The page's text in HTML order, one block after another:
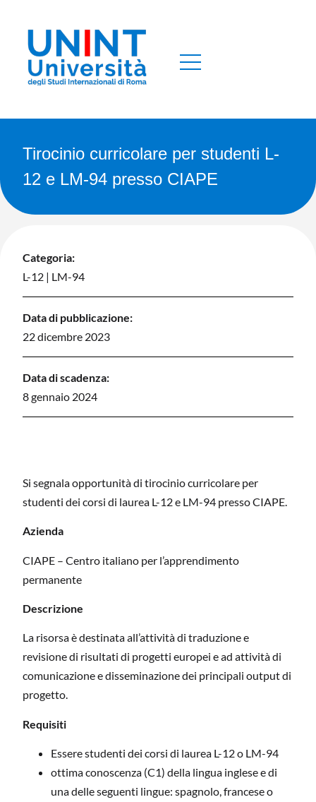
Tirocinio curricolare per studenti L-
12 e LM-94 presso CIAPE
Categoria:
L-12 | LM-94
Data di pubblicazione:
22 dicembre 2023
Data di scadenza:
8 gennaio 2024
Si segnala opportunità di tirocinio curricolare per
studenti dei corsi di laurea L-12 e LM-94 presso CIAPE.
Azienda
CIAPE – Centro italiano per l’apprendimento
permanente
Descrizione
La risorsa è destinata all’attività di traduzione e
revisione di risultati di progetti europei e ad attività di
comunicazione e disseminazione dei principali output di
progetto.
Requisiti
Essere studenti dei corsi di laurea L-12 o LM-94
ottima conoscenza (C1) della lingua inglese e di
una delle seguenti lingue: spagnolo, francese o